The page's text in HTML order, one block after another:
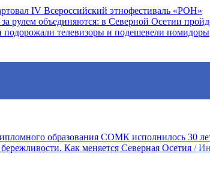
IV Всероссийский этнофестиваль «РОН»
рулем объединяются: в Северной Осетии
телевизоры и подешевели помидоры
образования СОМК исполнилось 30
Как меняется Северная Осетия /